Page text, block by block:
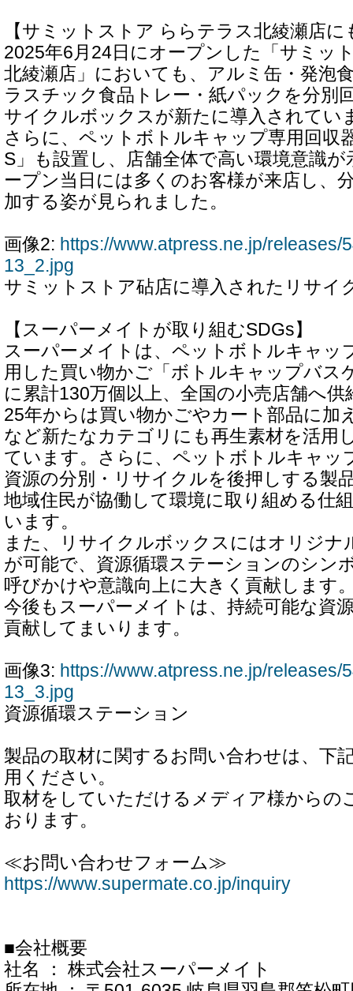
【サミットストア ららテラス北綾瀬店に
2025年6月24日にオープンした「サミッ
北綾瀬店」においても、アルミ缶・発泡
ラスチック食品トレー・紙パックを分別
サイクルボックスが新たに導入されてい
さらに、ペットボトルキャップ専用回収
S」も設置し、店舗全体で高い環境意識
ープン当日には多くのお客様が来店し、
加する姿が見られました。
画像2: https://www.atpress.ne.jp/releases/
13_2.jpg
サミットストア砧店に導入されたリサイ
【スーパーメイトが取り組むSDGs】
スーパーメイトは、ペットボトルキャッ
用した買い物かご「ボトルキャップバス
に累計130万個以上、全国の小売店舗へ
25年からは買い物かごやカート部品に加
など新たなカテゴリにも再生素材を活用
ています。さらに、ペットボトルキャッ
資源の分別・リサイクルを後押しする製
地域住民が協働して環境に取り組める仕
います。
また、リサイクルボックスにはオリジナ
が可能で、資源循環ステーションのシン
呼びかけや意識向上に大きく貢献します
今後もスーパーメイトは、持続可能な資
貢献してまいります。
画像3: https://www.atpress.ne.jp/releases/
13_3.jpg
資源循環ステーション
製品の取材に関するお問い合わせは、下
用ください。
取材をしていただけるメディア様からの
おります。
≪お問い合わせフォーム≫
https://www.supermate.co.jp/inquiry
■会社概要
社名 ： 株式会社スーパーメイト